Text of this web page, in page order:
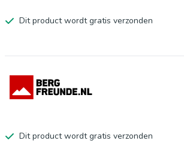
Dit product wordt gratis verzonden
Dit product wordt gratis verzonden